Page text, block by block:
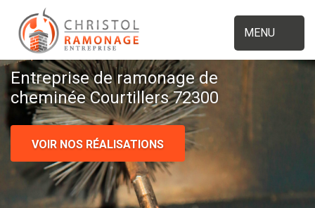
MENU
Entreprise de ramonage de
cheminée Courtillers 72300
VOIR NOS RÉALISATIONS